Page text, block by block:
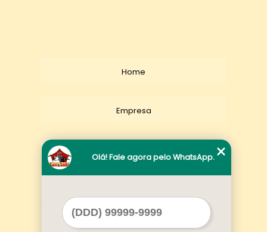
Home
Empresa
Contato
Olá! Fale agora pelo WhatsApp.